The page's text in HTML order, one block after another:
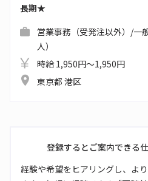
長期★
営業事務（受発注以外）/一
人）
時給 1,950円～1,950円
東京都 港区
登録するとご案内できる
経験や希望をヒアリングし、よ